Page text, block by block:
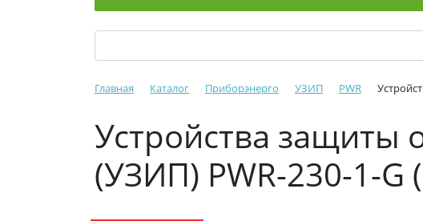
Главная Каталог Приборэнерго УЗИП PWR
Устройства защиты
(УЗИП) PWR-230-1-G